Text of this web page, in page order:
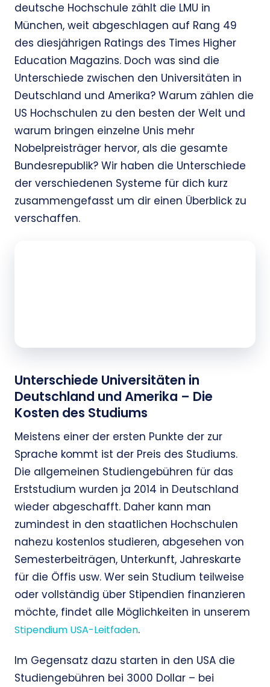
deutsche Hochschule zählt die LMU in
München, weit abgeschlagen auf Rang 49
des diesjährigen Ratings des Times Higher
Education Magazins. Doch was sind die
Unterschiede zwischen den Universitäten in
Deutschland und Amerika? Warum zählen die
US Hochschulen zu den besten der Welt und
warum bringen einzelne Unis mehr
Nobelpreisträger hervor, als die gesamte
Bundesrepublik? Wir haben die Unterschiede
der verschiedenen Systeme für dich kurz
zusammengefasst um dir einen Überblick zu
verschaffen.
Unterschiede Universitäten in
Deutschland und Amerika – Die
Kosten des Studiums
Meistens einer der ersten Punkte der zur
Sprache kommt ist der Preis des Studiums.
Die allgemeinen Studiengebühren für das
Erststudium wurden ja 2014 in Deutschland
wieder abgeschafft. Daher kann man
zumindest in den staatlichen Hochschulen
nahezu kostenlos studieren, abgesehen von
Semesterbeiträgen, Unterkunft, Jahreskarte
für die Öffis usw. Wer sein Studium teilweise
oder vollständig über Stipendien finanzieren
möchte, findet alle Möglichkeiten in unserem
Stipendium USA-Leitfaden.
Im Gegensatz dazu starten in den USA die
Studiengebühren bei 3000 Dollar – bei